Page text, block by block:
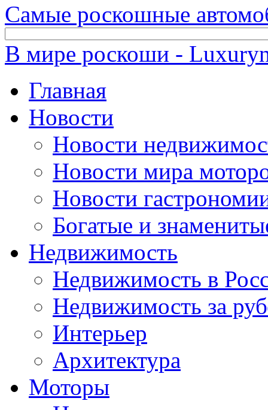
Самые роскошные
В мире роскоши -
Главная
Новости
Новости
Новости мира
Новости
Богатые и
Недвижимость
Недвижимость в
Недвижимость за
Интерьер
Архитектура
Моторы